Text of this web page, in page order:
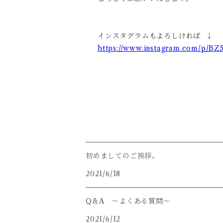
インスタグラムもよろしければ ↓
https://www.instagram.com/p/
初めましてのご挨拶。
2021/6/18
Q&A 〜よくある質問〜
2021/6/12